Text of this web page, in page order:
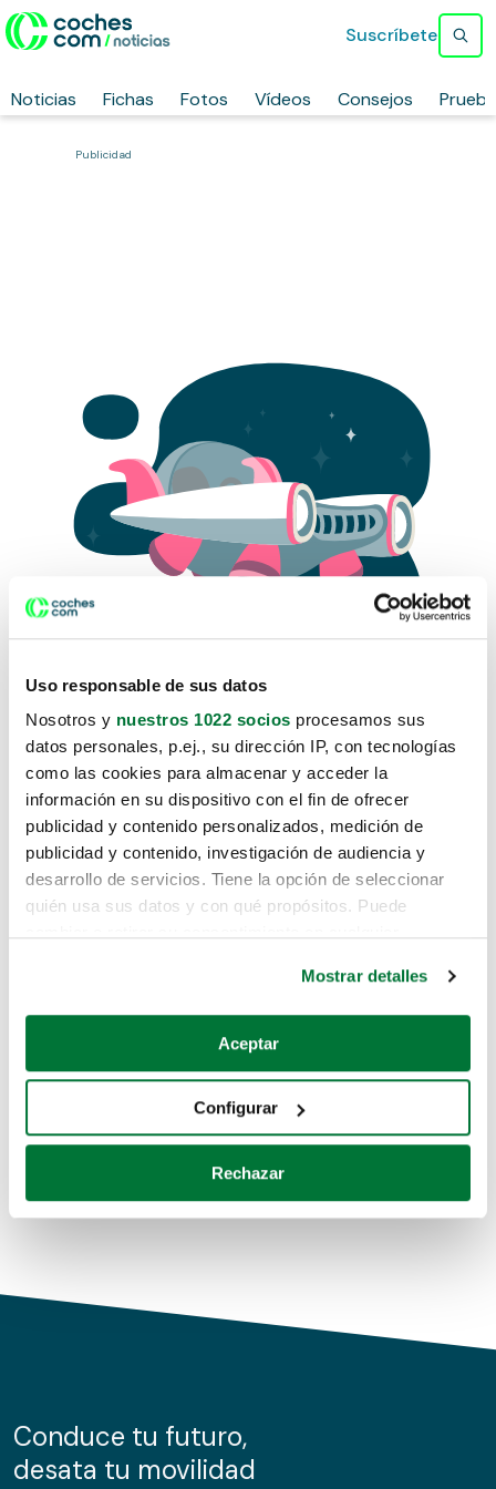
Uso responsable de sus datos
Nosotros y nuestros 1022 socios procesamos sus
datos personales, p.ej., su dirección IP, con tecnologías
como las cookies para almacenar y acceder la
información en su dispositivo con el fin de ofrecer
publicidad y contenido personalizados, medición de
publicidad y contenido, investigación de audiencia y
desarrollo de servicios. Tiene la opción de seleccionar
quién usa sus datos y con qué propósitos. Puede
Si lo permite, también quisiéramos:
Recopilar información sobre su ubicación geográfica
Identificar su dispositivo analizándolo activamente
para buscar características específicas (huellas
Obtenga más información sobre cómo se procesan sus
de cookies.
información sobre el uso que haga del sitio web con
nuestros partners de redes sociales, publicidad y análisis
Mostrar detalles
Aceptar
Configurar
Rechazar
Noticias Fichas Fotos Vídeos Consejos
Suscríbete
Publicidad
Lo sentimos, no sabemos como
te hemos traido hasta aquí.
Pero puedes encontrar el coche que estás
buscando en alguno de estos enlaces:
Coches de segunda mano
Coches de km0
Conduce tu futuro,
desata tu movilidad